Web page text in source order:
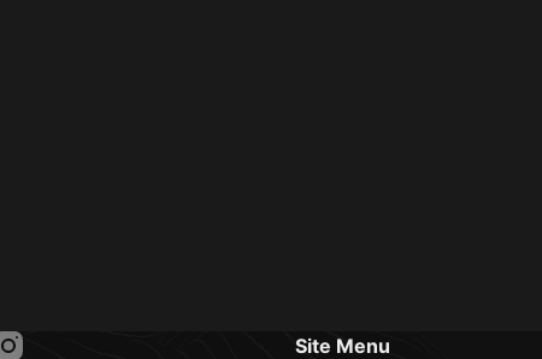
Site Menu